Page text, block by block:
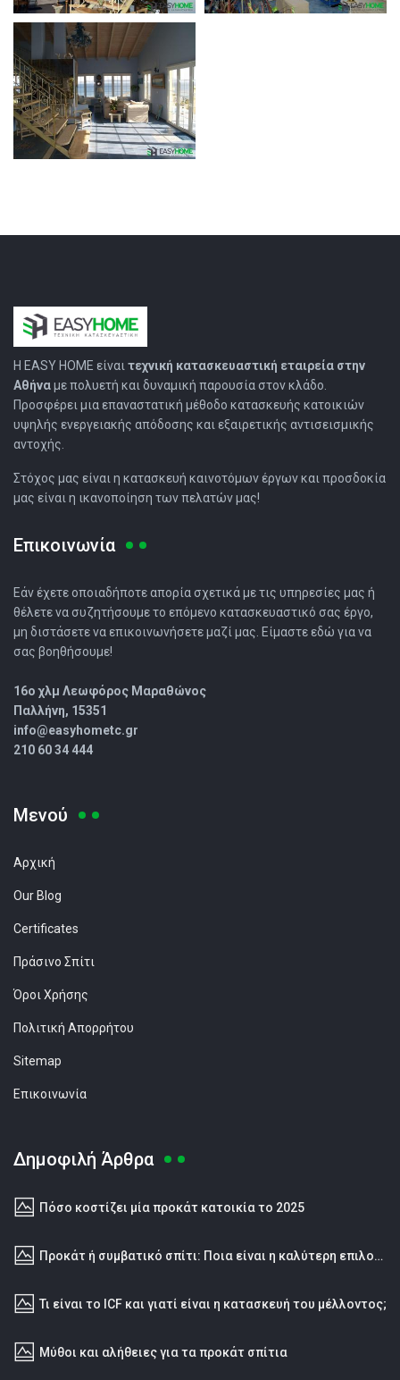
Η EASY HOMΕ είναι τεχνική κατασκευαστική εταιρεία στην
Αθήναμε πολυετή και δυναμική παρουσία στον κλάδο.
Προσφέρει μια επαναστατική μέθοδο κατασκευής κατοικιών
υψηλής ενεργειακής απόδοσης και εξαιρετικής αντισεισμικής
αντοχής.
Στόχος μας είναι η κατασκευή καινοτόμων έργων και προσδοκία
μας είναι η ικανοποίηση των πελατών μας!
Επικοινωνία
Εάν έχετε οποιαδήποτε απορία σχετικά με τις υπηρεσίες μας ή
θέλετε να συζητήσουμε το επόμενο κατασκευαστικό σας έργο,
μη διστάσετε να επικοινωνήσετε μαζί μας. Είμαστε εδώ για να
σας βοηθήσουμε!
16o χλμ Λεωφόρος Μαραθώνος
Παλλήνη, 15351
info@easyhometc.gr
210 60 34 444
Μενού
Αρχική
Our Blog
Certificates
Πράσινο Σπίτι
Όροι Χρήσης
Πολιτική Απορρήτου
Sitemap
Επικοινωνία
Δημοφιλή Άρθρα
Πόσο κοστίζει μία προκάτ κατοικία το 2025
Προκάτ ή συμβατικό σπίτι: Ποια είναι η καλύτερη επιλογή;
Τι είναι το ICF και γιατί είναι η κατασκευή του μέλλοντος;
Μύθοι και αλήθειες για τα προκάτ σπίτια